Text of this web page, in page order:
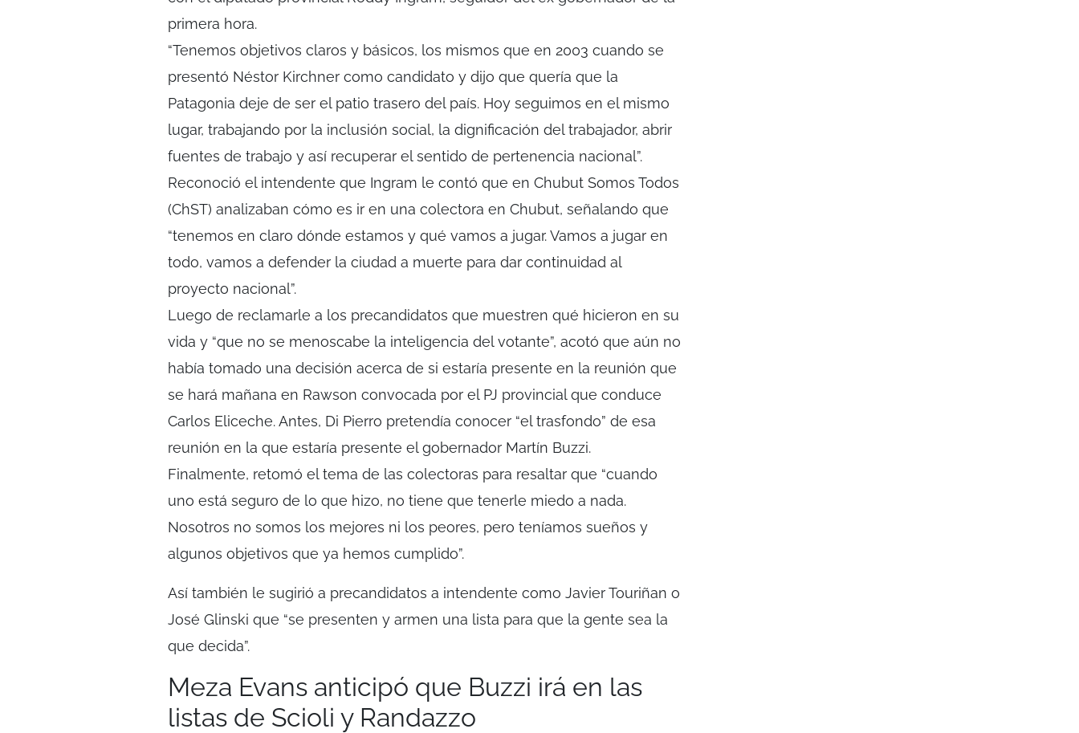
primera hora.
“Tenemos objetivos claros y básicos, los mismos que en 2003 cuando se
presentó Néstor Kirchner como candidato y dijo que quería que la
Patagonia deje de ser el patio trasero del país. Hoy seguimos en el mismo
lugar, trabajando por la inclusión social, la dignificación del trabajador, abrir
fuentes de trabajo y así recuperar el sentido de pertenencia nacional”.
Reconoció el intendente que Ingram le contó que en Chubut Somos Todos
(ChST) analizaban cómo es ir en una colectora en Chubut, señalando que
“tenemos en claro dónde estamos y qué vamos a jugar. Vamos a jugar en
todo, vamos a defender la ciudad a muerte para dar continuidad al
proyecto nacional”.
Luego de reclamarle a los precandidatos que muestren qué hicieron en su
vida y “que no se menoscabe la inteligencia del votante”, acotó que aún no
había tomado una decisión acerca de si estaría presente en la reunión que
se hará mañana en Rawson convocada por el PJ provincial que conduce
Carlos Eliceche. Antes, Di Pierro pretendía conocer “el trasfondo” de esa
reunión en la que estaría presente el gobernador Martín Buzzi.
Finalmente, retomó el tema de las colectoras para resaltar que “cuando
uno está seguro de lo que hizo, no tiene que tenerle miedo a nada.
Nosotros no somos los mejores ni los peores, pero teníamos sueños y
algunos objetivos que ya hemos cumplido”.
Así también le sugirió a precandidatos a intendente como Javier Touriñan o
José Glinski que “se presenten y armen una lista para que la gente sea la
que decida”.
Meza Evans anticipó que Buzzi irá en las
listas de Scioli y Randazzo